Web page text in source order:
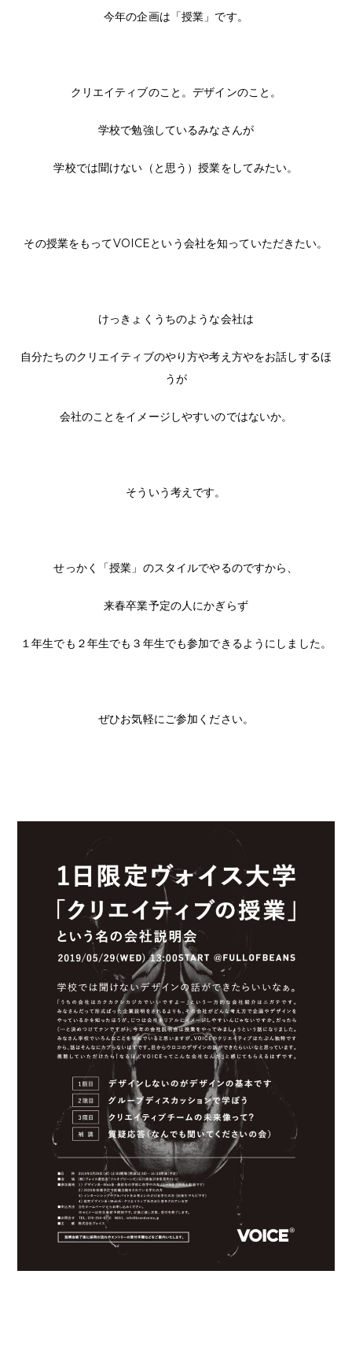
今年の企画は「授業」です。
クリエイティブのこと。デザインのこと。
学校で勉強しているみなさんが
学校では聞けない（と思う）授業をしてみたい。
その授業をもってVOICEという会社を知っていただきたい。
けっきょくうちのような会社は
自分たちのクリエイティブのやり方や考え方やをお話しするほ
うが
会社のことをイメージしやすいのではないか。
そういう考えです。
せっかく「授業」のスタイルでやるのですから、
来春卒業予定の人にかぎらず
１年生でも２年生でも３年生でも参加できるようにしました。
ぜひお気軽にご参加ください。